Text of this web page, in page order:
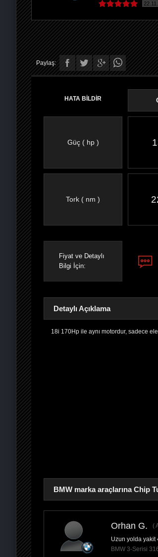
Paylaş:
PAYLAŞ
HATA BİLDİR
Güç ( hp )
Tork ( nm )
Fiyat ve Detaylı
Bilgi İçin:
Detaylı Açıklama
18i 170Hp ile aynı motordur, sadece
BMW marka araçlarına Chip
Orhan G.
Uzun yolda yakit
BMW 3-Serisi